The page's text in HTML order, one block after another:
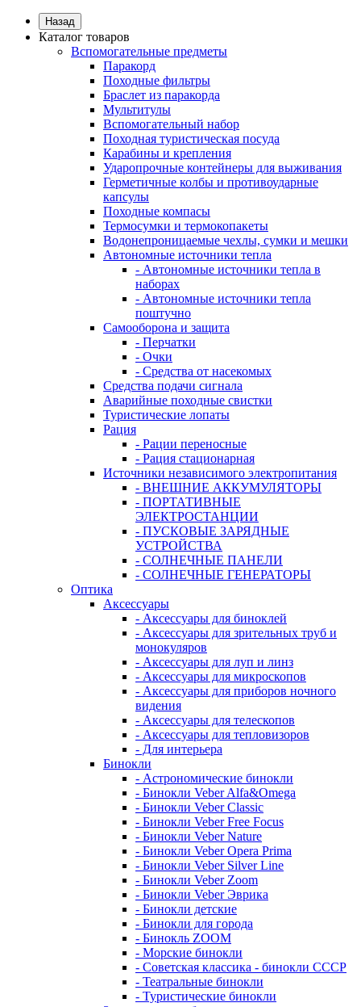
Назад
Каталог товаров
Вспомогательные предметы
Паракорд
Походные фильтры
Браслет из паракорда
Мультитулы
Вспомогательный набор
Походная туристическая посуда
Карабины и крепления
Ударопрочные контейнеры для выживания
Герметичные колбы и противоударные
капсулы
Походные компасы
Термосумки и термокопакеты
Водонепроницаемые чехлы, сумки и мешки
Автономные источники тепла
- Автономные источники тепла в
наборах
- Автономные источники тепла
поштучно
Самооборона и защита
- Перчатки
- Очки
- Средства от насекомых
Средства подачи сигнала
Аварийные походные свистки
Туристические лопаты
Рация
- Рации переносные
- Рация стационарная
Источники независимого электропитания
- ВНЕШНИЕ АККУМУЛЯТОРЫ
- ПОРТАТИВНЫЕ
ЭЛЕКТРОСТАНЦИИ
- ПУСКОВЫЕ ЗАРЯДНЫЕ
УСТРОЙСТВА
- СОЛНЕЧНЫЕ ПАНЕЛИ
- СОЛНЕЧНЫЕ ГЕНЕРАТОРЫ
Оптика
Аксессуары
- Аксессуары для биноклей
- Аксессуары для зрительных труб и
монокуляров
- Аксессуары для луп и линз
- Аксессуары для микроскопов
- Аксессуары для приборов ночного
видения
- Аксессуары для телескопов
- Аксессуары для тепловизоров
- Для интерьера
Бинокли
- Астрономические бинокли
- Бинокли Veber Alfa&Omega
- Бинокли Veber Classic
- Бинокли Veber Free Focus
- Бинокли Veber Nature
- Бинокли Veber Opera Prima
- Бинокли Veber Silver Line
- Бинокли Veber Zoom
- Бинокли Veber Эврика
- Бинокли детские
- Бинокли для города
- Бинокль ZOOM
- Морские бинокли
- Советская классика - бинокли СССР
- Театральные бинокли
- Туристические бинокли